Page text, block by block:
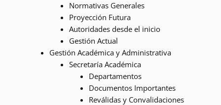
Normativas Generales
Proyección Futura
Autoridades desde el inicio
Gestión Actual
Gestión Académica y Administrativa
Secretaría Académica
Departamentos
Documentos Importantes
Reválidas y Convalidaciones